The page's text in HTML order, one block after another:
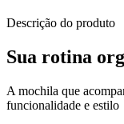
Descrição do produto
Sua rotina
A mochila que
funcionalidade e estilo